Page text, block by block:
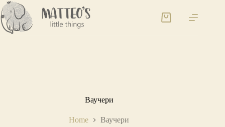
Ваучери
Home Ваучери